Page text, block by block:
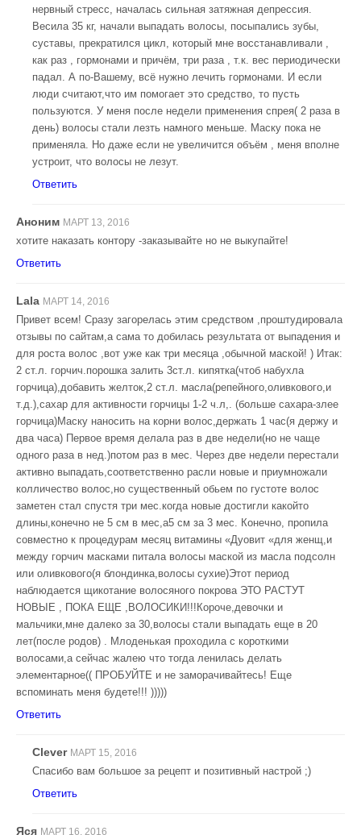
нервный стресс, началась сильная затяжная депрессия.
Весила 35 кг, начали выпадать волосы, посыпались зубы,
суставы, прекратился цикл, который мне восстанавливали ,
как раз , гормонами и причём, три раза , т.к. вес периодически
падал. А по-Вашему, всё нужно лечить гормонами. И если
люди считают,что им помогает это средство, то пусть
пользуются. У меня после недели применения спрея( 2 раза в
день) волосы стали лезть намного меньше. Маску пока не
применяла. Но даже если не увеличится объём , меня вполне
устроит, что волосы не лезут.
Ответить
Аноним МАРТ 13, 2016
хотите наказать контору -заказывайте но не выкупайте!
Ответить
Lala МАРТ 14, 2016
Привет всем! Сразу загорелась этим средством ,проштудировала
отзывы по сайтам,а сама то добилась результата от выпадения и
для роста волос ,вот уже как три месяца ,обычной маской! ) Итак:
2 ст.л. горчич.порошка залить 3ст.л. кипятка(чтоб набухла
горчица),добавить желток,2 ст.л. масла(репейного,оливкового,и
т.д.),сахар для активности горчицы 1-2 ч.л,. (больше сахара-злее
горчица)Маску наносить на корни волос,держать 1 час(я держу и
два часа) Первое время делала раз в две недели(но не чаще
одного раза в нед.)потом раз в мес. Через две недели перестали
активно выпадать,соответственно расли новые и приумножали
колличество волос,но существенный обьем по густоте волос
заметен стал спустя три мес.когда новые достигли какойто
длины,конечно не 5 см в мес,а5 см за 3 мес. Конечно, пропила
совместно к процедурам месяц витамины «Дуовит «для женщ,и
между горчич масками питала волосы маской из масла подсолн
или оливкового(я блондинка,волосы сухие)Этот период
наблюдается щикотание волосяного покрова ЭТО РАСТУТ
НОВЫЕ , ПОКА ЕЩЕ ,ВОЛОСИКИ!!!Короче,девочки и
мальчики,мне далеко за 30,волосы стали выпадать еще в 20
лет(после родов) . Млоденькая проходила с короткими
волосами,а сейчас жалею что тогда ленилась делать
элементарное(( ПРОБУЙТЕ и не заморачивайтесь! Еще
вспоминать меня будете!!! )))))
Ответить
Clever МАРТ 15, 2016
Спасибо вам большое за рецепт и позитивный настрой ;)
Ответить
Яся МАРТ 16, 2016